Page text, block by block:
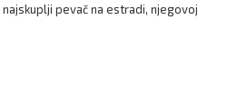
pevač na estradi, njegovoj